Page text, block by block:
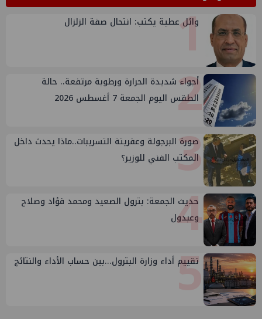
1
وائل عطية يكتب: انتحال صفة الزلزال
2
أجواء شديدة الحرارة ورطوبة مرتفعة.. حالة
الطقس اليوم الجمعة 7 أغسطس 2026
3
صورة البرجولة وعفريتة التسريبات..ماذا يحدث داخل
المكتب الفني للوزير؟
4
حديث الجمعة: بترول الصعيد ومحمد فؤاد وصلاح
وعبدول
5
تقييم أداء وزارة البترول...بين حساب الأداء والنتائج